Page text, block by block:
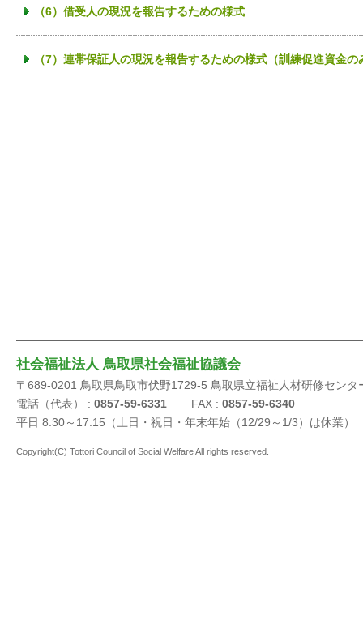
（6）借受人の現況を報告するための様式
（7）連帯保証人の現況を報告するための様式（訓練促進資金の
社会福祉法人 鳥取県社会福祉協議会
〒689-0201 鳥取県鳥取市伏野1729-5 鳥取県立福祉人材研修センタ
電話（代表） : 0857-59-6331 FAX : 0857-59-6340
平日 8:30～17:15（土日・祝日・年末年始（12/29～1/3）は休業）
Copyright(C) Tottori Council of Social Welfare All rights reserved.